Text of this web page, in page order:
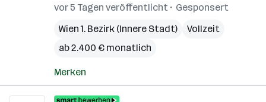
vor 5 Tagen veröffentlicht
Gesponsert
Wien 1. Bezirk (Innere Stadt)
Vollzeit
ab 2.400 € monatlich
Merken